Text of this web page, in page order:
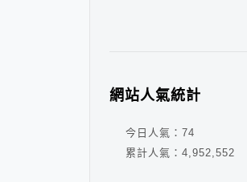
網站人氣統計
今日人氣： 74
累計人氣： 4,952,552